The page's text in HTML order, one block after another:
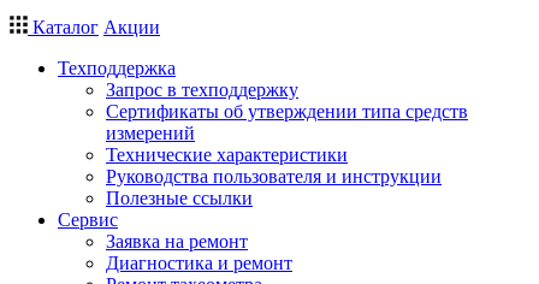
Каталог Акции
Техподдержка
Запрос в техподдержку
Сертификаты об утверждении типа средств
измерений
Технические характеристики
Руководства пользователя и инструкции
Полезные ссылки
Сервис
Заявка на ремонт
Диагностика и ремонт